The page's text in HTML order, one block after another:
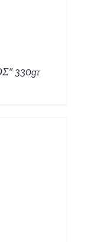
330gr